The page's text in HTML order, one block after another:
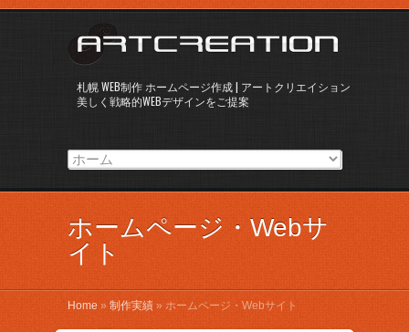
札幌 WEB制作 ホームページ作成 | アートクリエイション
美しく戦略的WEBデザインをご提案
ホームページ・Webサ
イト
Home » 制作実績 » ホームページ・Webサイト